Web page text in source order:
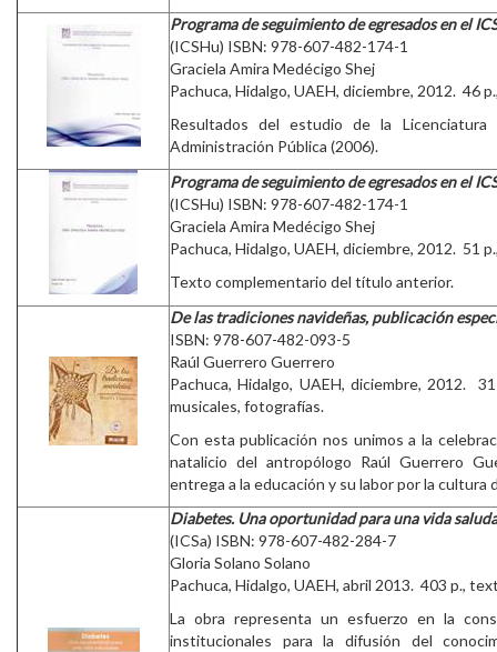
Programa de seguimiento de egresados en el
(ICSHu) ISBN: 978-607-482-174-1
Graciela Amira Medécigo Shej
Pachuca, Hidalgo, UAEH, diciembre, 2012. 46
Resultados del estudio de la
Administración Pública (2006).
Programa de seguimiento de egresados en el
(ICSHu) ISBN: 978-607-482-174-1
Graciela Amira Medécigo Shej
Pachuca, Hidalgo, UAEH, diciembre, 2012. 51
Texto complementario del título anterior.
De las tradiciones navideñas, publicación
ISBN: 978-607-482-093-5
Raúl Guerrero Guerrero
Pachuca, Hidalgo, UAEH, diciembre, 2012.
musicales, fotografías.
Con esta publicación nos unimos a la
natalicio del antropólogo Raúl Guerrero
entrega a la educación y su labor por la cultura
Diabetes. Una oportunidad para una vida
(ICSa) ISBN: 978-607-482-284-7
Gloria Solano Solano
Pachuca, Hidalgo, UAEH, abril 2013. 403 p.,
La obra representa un esfuerzo en la
institucionales para la difusión del